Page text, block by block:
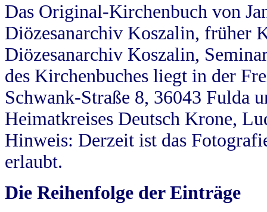
Das Original-Kirchenbuch von
Diözesanarchiv Koszalin, früher
Diözesanarchiv Koszalin,
des Kirchenbuches liegt in der
Schwank-Straße 8, 36043 Fulda
Heimatkreises Deutsch Krone,
Hinweis: Derzeit ist das
erlaubt.
Die Reihenfolge der Einträge